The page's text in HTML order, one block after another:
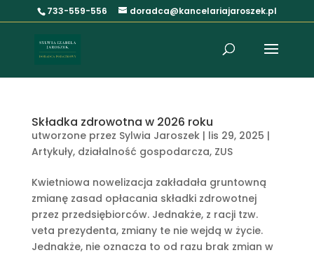
733-559-556 doradca@kancelariajaroszek.pl
Składka zdrowotna w 2026 roku
utworzone przez Sylwia Jaroszek| lis 29, 2025 |
Artykuły, działalność gospodarcza, ZUS
Kwietniowa nowelizacja zakładała gruntowną
zmianę zasad opłacania składki zdrowotnej
przez przedsiębiorców. Jednakże, z racji tzw.
veta prezydenta, zmiany te nie wejdą w życie.
Jednakże, nie oznacza to od razu brak zmian w